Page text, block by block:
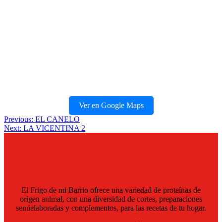
Ver en Google Maps
Navegación
de
Previous: EL CANELO
Next: LA VICENTINA 2
El Frigo de mi Barrio ofrece una variedad de proteínas de
origen animal, con una diversidad de cortes, preparaciones
semielaboradas y complementos, para las recetas de tu hogar.